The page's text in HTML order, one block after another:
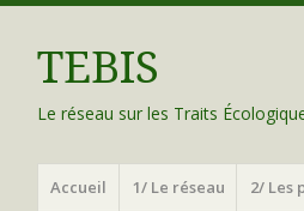
TEBIS
Le réseau sur les Traits
Menu
Aller
au
Accueil 1/ Le réseau 2/ Les